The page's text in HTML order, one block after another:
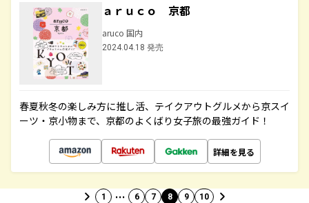
ａｒｕｃｏ 京都
aruco 国内
2024.04.18 発売
春夏秋冬の楽しみ方に推し活、テイクアウトグルメから京スイ
ーツ・京小物まで、京都のよくばり女子旅の最強ガイド！
詳細を見る
1 … 6 7 8 9 10